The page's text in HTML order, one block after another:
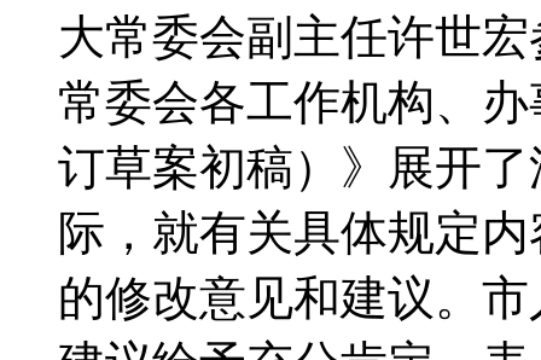
大常委会副主任许世
常委会各工作机构、
订草案初稿）》展开
际，就有关具体规定
的修改意见和建议。